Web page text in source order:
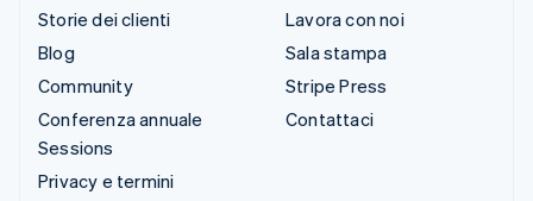
Storie dei clienti
Blog
Community
Conferenza annuale
Sessions
Privacy e termini
Lavora con noi
Sala stampa
Stripe Press
Contattaci